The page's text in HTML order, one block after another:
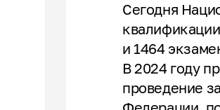
Сегодня
и 1464
В 2024 году
проведение